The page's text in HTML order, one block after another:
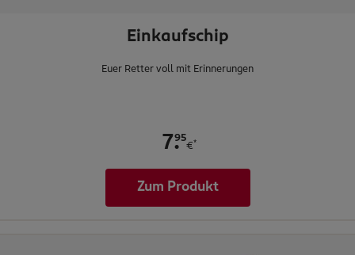
Einkaufschip
Euer Retter voll mit Erinnerungen
7.
95
€*
Zum Produkt